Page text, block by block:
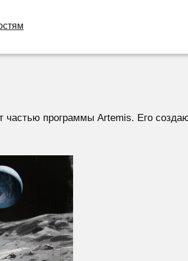
программы Artemis. Его